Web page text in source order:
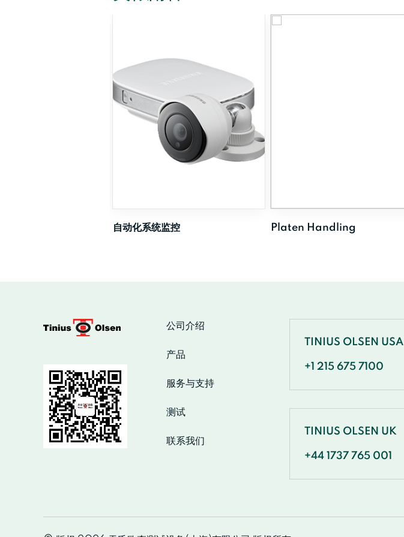
自动化系统监控 Platen Handling
公司介绍
产品
服务与支持
测试
联系我们
TINIUS OLSEN USA
+1 215 675 7100
TINIUS OLSEN UK
+44 1737 765 001